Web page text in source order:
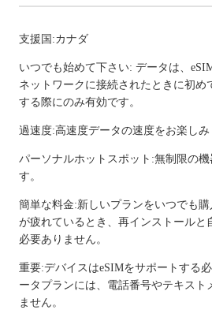
支援国:カナダ
いつでも始めて下さい: データは、
ネットワークに接続されたときに初め
する際にのみ有効です。
過速度:高速度データの速度をお楽しみ
パーソナルホットスポット:無制限の
す。
簡単な料金:新しいプランをいつでも
が疲れているとき、再インストールと
必要ありません。
重要:デバイスはeSIMをサポートする
ータプランには、電話番号やテキスト
ません。